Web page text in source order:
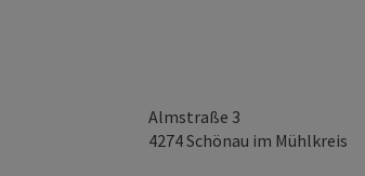
Almstraße 3
4274Schönau im Mühlkreis